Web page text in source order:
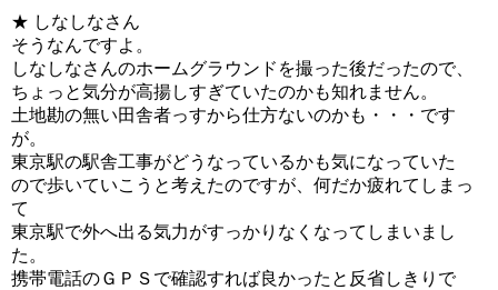
★ しなしなさん
そうなんですよ。
しなしなさんのホームグラウンドを撮った後だったので、
ちょっと気分が高揚しすぎていたのかも知れません。
土地勘の無い田舎者っすから仕方ないのかも・・・です
が。
東京駅の駅舎工事がどうなっているかも気になっていた
ので歩いていこうと考えたのですが、何だか疲れてしまっ
て
東京駅で外へ出る気力がすっかりなくなってしまいまし
た。
携帯電話のＧＰＳで確認すれば良かったと反省しきりで